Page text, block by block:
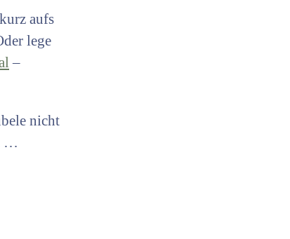
aufs
lege
–
nicht
…